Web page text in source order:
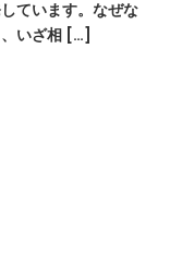
ています。なぜな
いざ相 […]